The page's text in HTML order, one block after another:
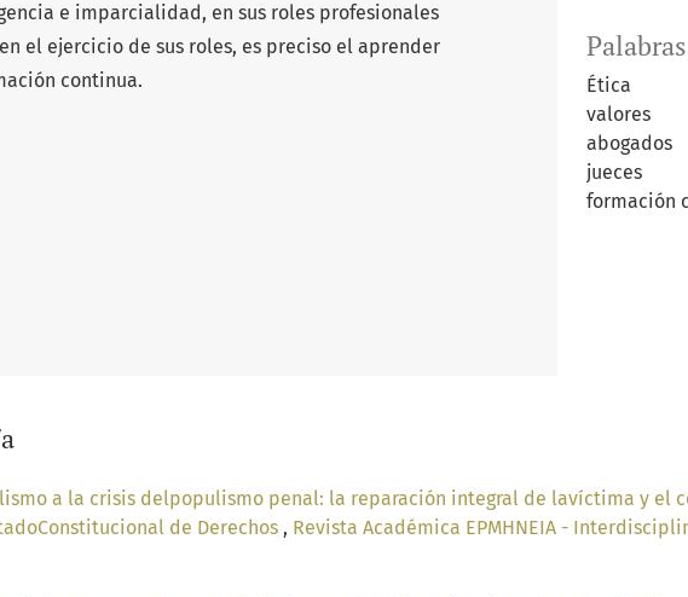
Ética
valores
abogados
jueces
formación
e imparcialidad, en sus roles profesionales
el ejercicio de sus roles, es preciso el aprender
continua.
a la crisis delpopulismo penal: la reparación integral de lavíctima y el
de Derechos , Revista Académica EPMHNEIA -